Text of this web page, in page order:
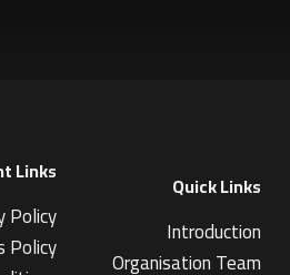
Quick Links
Introduction
Organisation Team
Links
Policy
Policy